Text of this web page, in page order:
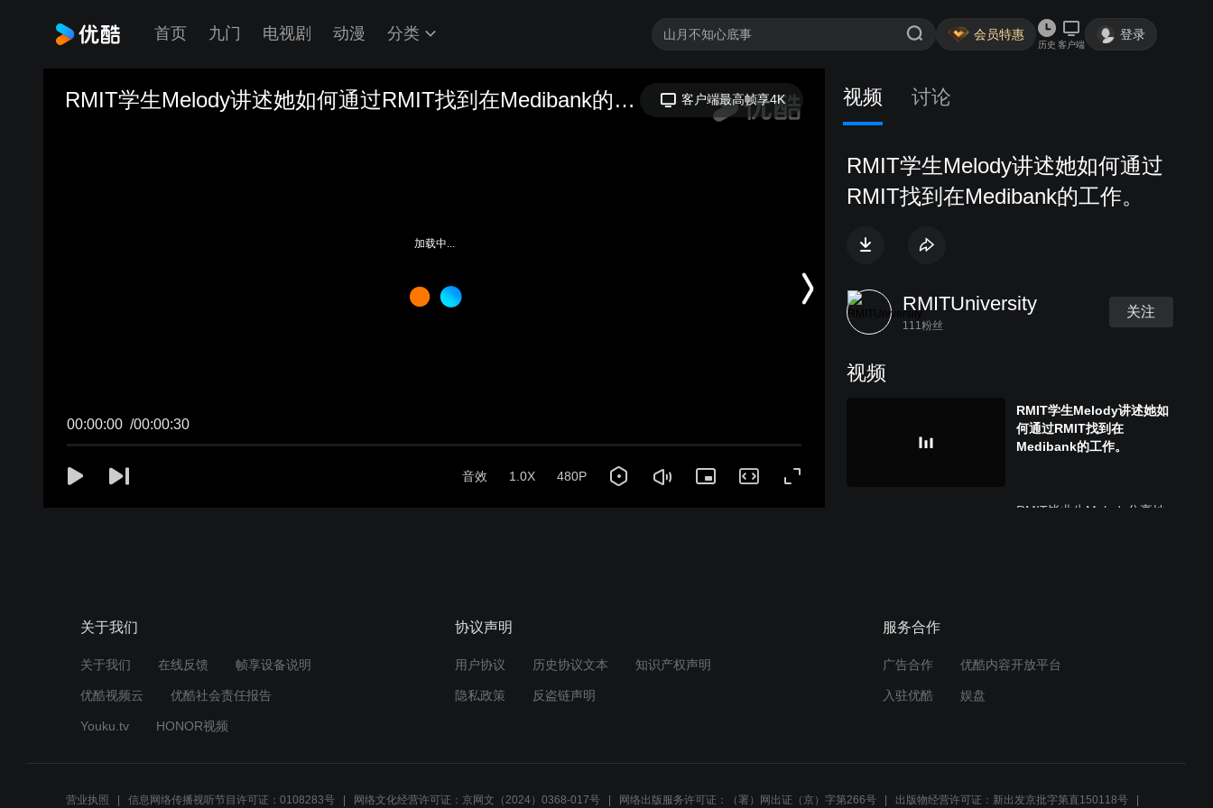
首页 九门 电视剧 动漫 分类 会员特惠
历史 客户端
登录
RMIT学生Melody讲述她如何通过RMIT找到在Medibank的工作。 客户端最高帧享4K
00:00:00 /00:00:30
音效 1.0X 480P
加载中...
视频 讨论
RMIT学生Melody讲述她如何通过
RMIT找到在Medibank的工作。
RMITUniversity
111粉丝
关注
视频
RMIT学生Melody讲述她如
何通过RMIT找到在
Medibank的工作。
RMIT毕业生Melody分享她
关于我们
关于我们 在线反馈 帧享设备说明
优酷视频云 优酷社会责任报告
Youku.tv HONOR视频
协议声明
用户协议 历史协议文本 知识产权声明
隐私政策 反盗链声明
服务合作
广告合作 优酷内容开放平台
入驻优酷 娱盘
营业执照 信息网络传播视听节目许可证：0108283号 网络文化经营许可证：京网文（2024）0368-017号 网络出版服务许可证：（署）网出证（京）字第266号 出版物经营许可证：新出发京批字第直150118号